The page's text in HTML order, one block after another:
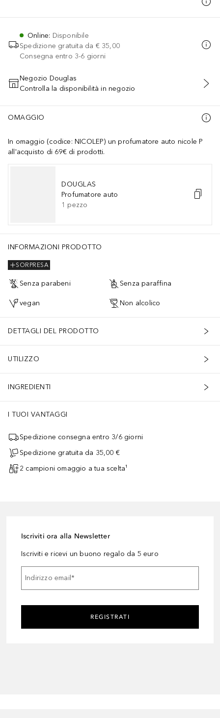
Online: Disponibile
Spedizione gratuita da € 35,00
Consegna entro 3-6 giorni
AGGIUNGI AL CARRELLO
Negozio Douglas
Controlla la disponibilità in negozio
OMAGGIO
In omaggio (codice: NICOLEP) un profumatore auto nicole P
all'acquisto di 69€ di prodotti.
DOUGLAS
Profumatore auto
1 pezzo
INFORMAZIONI PRODOTTO
SORPRESA
Senza parabeni Senza paraffina
vegan Non alcolico
DETTAGLI DEL PRODOTTO
UTILIZZO
INGREDIENTI
I TUOI VANTAGGI
Spedizione consegna entro 3/6 giorni
Spedizione gratuita da 35,00 €
2 campioni omaggio a tua scelta¹
Iscriviti ora alla Newsletter
Iscriviti e ricevi un buono regalo da 5 euro
Indirizzo email*
REGISTRATI